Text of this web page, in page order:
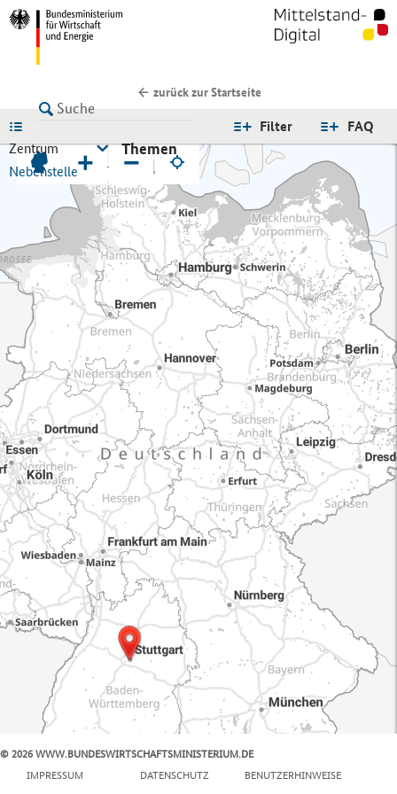
zurück zur Startseite
FAQ
Filter
Zentrum
Nebenstelle
Themen
+ −
© 2026 WWW.BUNDESWIRTSCHAFTSMINISTERIUM.DE
IMPRESSUM
DATENSCHUTZ BENUTZERHINWEISE